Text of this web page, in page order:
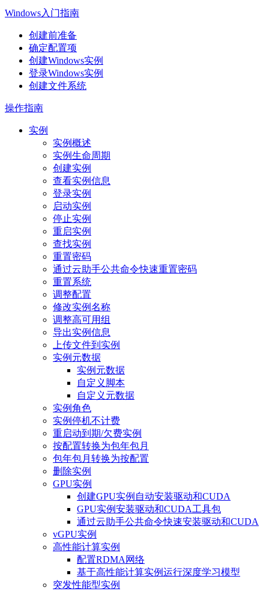
Windows入门指南
创建前准备
确定配置项
创建Windows实例
登录Windows实例
创建文件系统
操作指南
实例
实例概述
实例生命周期
创建实例
查看实例信息
登录实例
启动实例
停止实例
重启实例
查找实例
重置密码
通过云助手公共命令快速重置密码
重置系统
调整配置
修改实例名称
调整高可用组
导出实例信息
上传文件到实例
实例元数据
实例元数据
自定义脚本
自定义元数据
实例角色
实例停机不计费
重启动到期/欠费实例
按配置转换为包年包月
包年包月转换为按配置
删除实例
GPU实例
创建GPU实例自动安装驱动和CUDA
GPU实例安装驱动和CUDA工具包
通过云助手公共命令快速安装驱动和CUDA
vGPU实例
高性能计算实例
配置RDMA网络
基于高性能计算实例运行深度学习模型
突发性能型实例